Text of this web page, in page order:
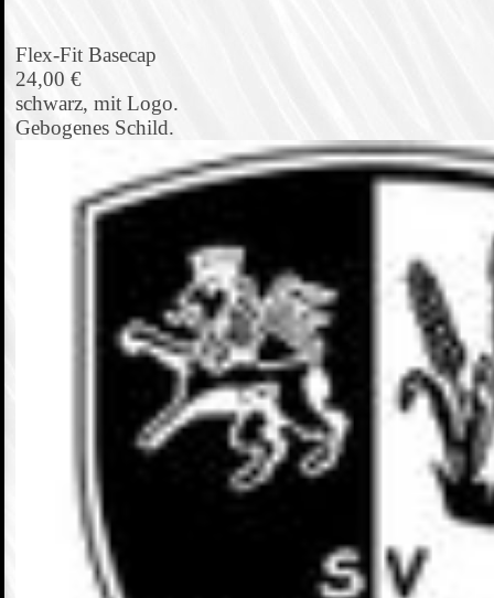
Flex-Fit Basecap
24,00 €
schwarz, mit Logo.
Gebogenes Schild.